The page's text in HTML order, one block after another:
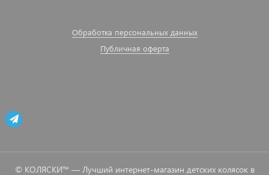
Обработка персональных данных
Публичная оферта
© КОЛЯСКИ™ — Лучший интернет-магазин детских колясок в